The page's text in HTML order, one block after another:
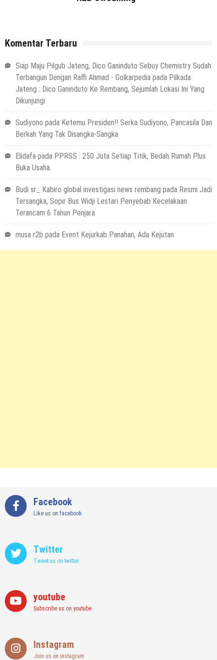
Komentar Terbaru
Siap Maju Pilgub Jateng, Dico Ganinduto Sebuy Chemistry Sudah
Terbangun Dengan Raffi Ahmad - Golkarpedia pada Pilkada
Jateng : Dico Ganinduto Ke Rembang, Sejumlah Lokasi Ini Yang
Dikunjungi
Sudiyono pada Ketemu Presiden!! Serka Sudiyono, Pancasila Dan
Berkah Yang Tak Disangka-Sangka
Elidafa pada PPRSS : 250 Juta Setiap Titik, Bedah Rumah Plus
Buka Usaha
Budi sr_ Kabiro global investigasi news rembang pada Resmi Jadi
Tersangka, Sopir Bus Widji Lestari Penyebab Kecelakaan
Terancam 6 Tahun Penjara
musa r2b pada Event Kejurkab Panahan, Ada Kejutan
Facebook
Like us on facebook
Twitter
Tweet us on twitter
youtube
Subscribe us on youtube
Instagram
Join us on instagram